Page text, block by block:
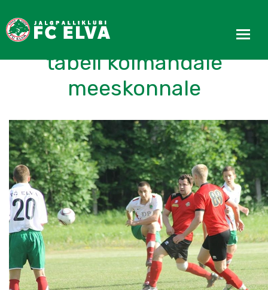
FC Elva II kaotas kindlalt
tabeli kolmandale
meeskonnale